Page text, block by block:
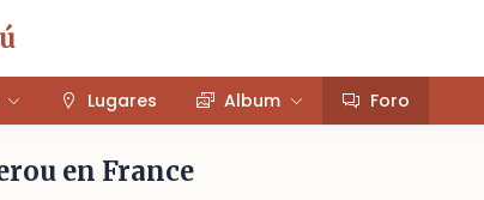
Lugares Album Foro
en France